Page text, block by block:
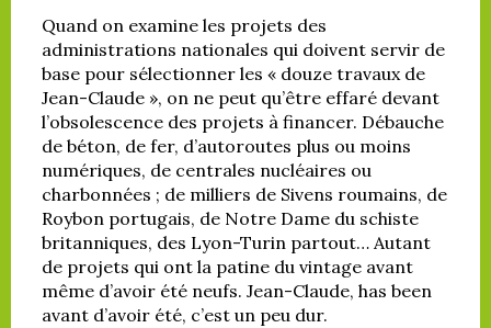
Quand on examine les projets des
administrations nationales qui doivent servir de
base pour sélectionner les « douze travaux de
Jean-Claude », on ne peut qu’être effaré devant
l’obsolescence des projets à financer. Débauche
de béton, de fer, d’autoroutes plus ou moins
numériques, de centrales nucléaires ou
charbonnées ; de milliers de Sivens roumains, de
Roybon portugais, de Notre Dame du schiste
britanniques, des Lyon-Turin partout… Autant
de projets qui ont la patine du vintage avant
même d’avoir été neufs. Jean-Claude, has been
avant d’avoir été, c’est un peu dur.